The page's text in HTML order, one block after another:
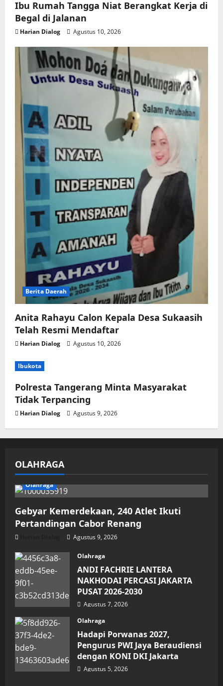
Ibu Rumah Tangga Niat Berangkat Kerja di
Begal di Jalanan
Harian Dialog Agustus 10, 2026
Berita Daerah
Anita Rahayu Calon Kepala Desa Sukaasih
Telah Resmi Mendaftar
Harian Dialog Agustus 10, 2026
Ibukota
Polresta Tangerang Minta Masyarakat
Tidak Terpancing
Harian Dialog Agustus 9, 2026
OLAHRAGA
Olahraga
Gebyar Kemerdekaan, 240 Atlet Ikuti
Pertandingan Cabor Renang
Agustus 9, 2026
Olahraga
ANDI FACHRIE LANTERA
NAKHODAI PERCASI JAKARTA
PUSAT 2026-2030
Agustus 7, 2026
Olahraga
Hadapi Porwanas 2027,
Pengurus PWI Jaya Beraudiensi
dengan KONI DKI Jakarta
Agustus 5, 2026